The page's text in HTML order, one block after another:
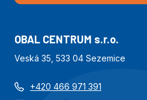
OBAL CENTRUM s.r.o.
Veská 35, 533 04 Sezemice
+420 466 971 391